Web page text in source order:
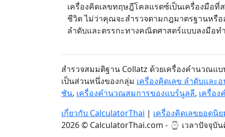
เครื่องคิดเลขทฤษฎีโคลแรตซ์เป็นเครื่องมื
ชีวิต ไม่ว่าคุณจะสำรวจตามกฎมาตรฐานหรือ
ลำดับและตรรกะทางคณิตศาสตร์แบบลงมือ
สำรวจสมมติฐาน Collatz ด้วยเครื่องคำนวณ
เป็นส่วนหนึ่งของกลุ่ม เครื่องคิดเลข ลำดับและ
ชัน, เครื่องคำนวณสมการของแบร์นูลลี, เครื่อ
เกี่ยวกับ CalculatorThai | เครื่องคิดเลขยอดนิย
2026 © CalculatorThai.com - ⌚ เวลาปัจจุบั